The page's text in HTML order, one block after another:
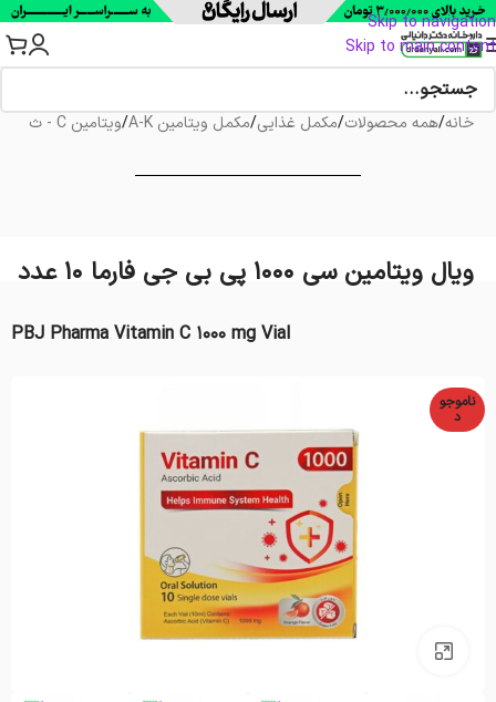
Skip to navigation
Skip to main content
خانه/همه محصولات/مکمل غذایی/مکمل ویتامین A-K /ویتامین C - ث
ویال ویتامین سی 1000 پی بی جی فارما 10 عدد
PBJ Pharma Vitamin C 1000 mg Vial
ناموجو
د